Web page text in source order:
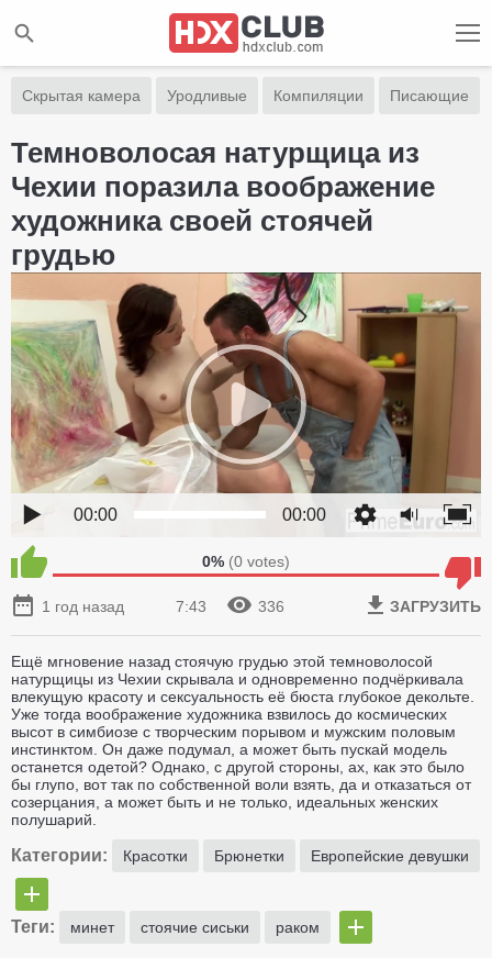
Скрытая камера Уродливые Компиляции Писающие
Темноволосая натурщица из
Чехии поразила воображение
художника своей стоячей
грудью
00:00 00:00
0% (0 votes)
1 год назад 7:43 336 ЗАГРУЗИТЬ
Ещё мгновение назад стоячую грудью этой темноволосой
натурщицы из Чехии скрывала и одновременно подчёркивала
влекущую красоту и сексуальность её бюста глубокое декольте.
Уже тогда воображение художника взвилось до космических
высот в симбиозе с творческим порывом и мужским половым
инстинктом. Он даже подумал, а может быть пускай модель
останется одетой? Однако, с другой стороны, ах, как это было
бы глупо, вот так по собственной воли взять, да и отказаться от
созерцания, а может быть и не только, идеальных женских
полушарий.
Категории: Красотки Брюнетки Европейские девушки
Теги: минет стоячие сиськи раком